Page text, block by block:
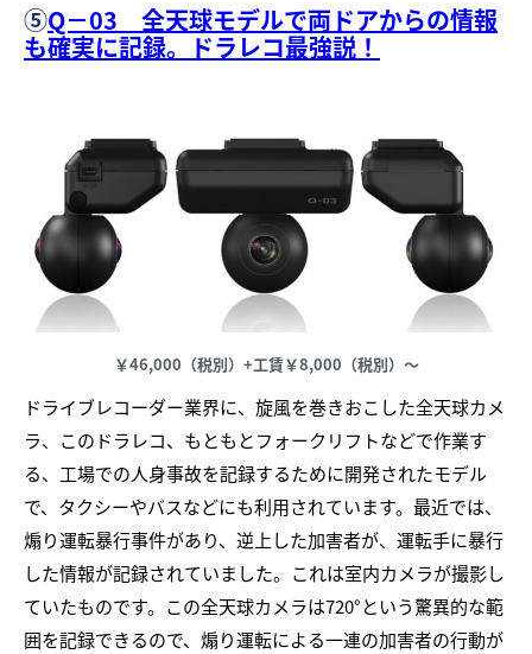
⑤Q－03 全天球モデルで両ドアからの情報
も確実に記録。ドラレコ最強説！
￥46,000（税別）+工賃￥8,000（税別）～
ドライブレコーダー業界に、旋風を巻きおこした全天球カメ
ラ、このドラレコ、もともとフォークリフトなどで作業す
る、工場での人身事故を記録するために開発されたモデル
で、タクシーやバスなどにも利用されています。最近では、
煽り運転暴行事件があり、逆上した加害者が、運転手に暴行
した情報が記録されていました。これは室内カメラが撮影し
ていたものです。この全天球カメラは720°という驚異的な範
囲を記録できるので、煽り運転による一連の加害者の行動が